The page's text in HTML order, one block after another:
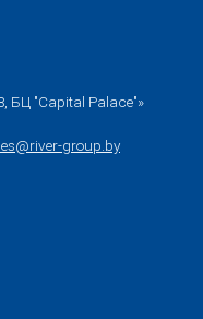
БЦ "Capital Palace"»
group.by